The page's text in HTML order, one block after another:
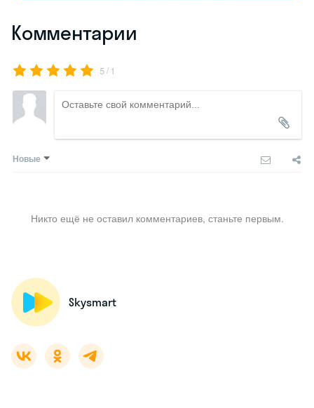
Комментарии
5/ 1
Новые
Никто ещё не оставил комментариев, станьте первым.
Skysmart